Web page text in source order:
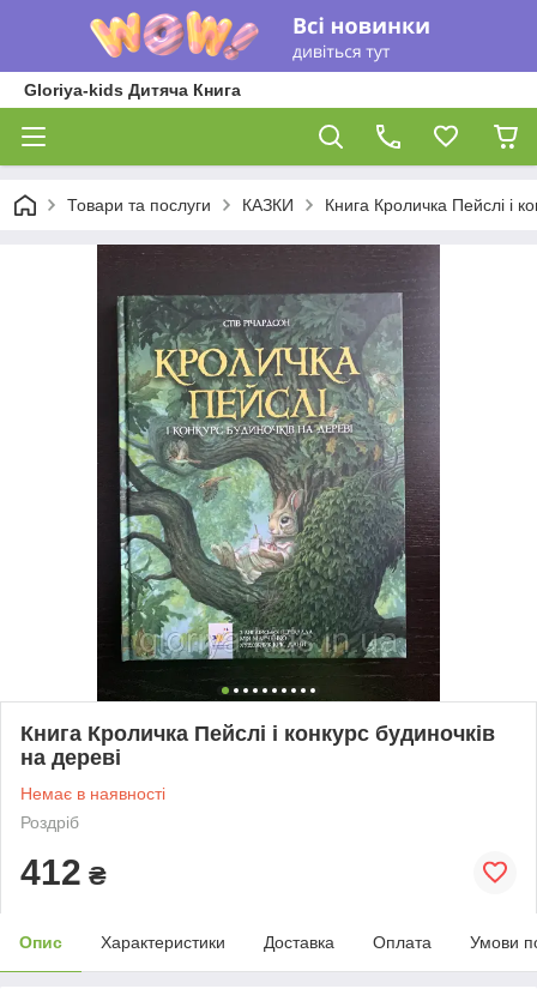
Gloriya-kids Дитяча Книга
Товари та послуги КАЗКИ Книга Кроличка Пейслі і
Книга Кроличка Пейслі і конкурс будиночків
на дереві
Немає в наявності
Роздріб
412 ₴
Опис Характеристики Доставка Оплата Умови